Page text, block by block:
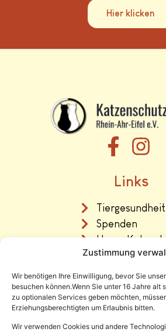
Zustimmung
Wir benötigen Ihre Einwilligung, bevor Sie
besuchen können.Wenn Sie unter 16 Jahre alt
zu optionalen Services geben möchten,
Erziehungsberechtigten um Erlaubnis bitten.
Wir verwenden Cookies und andere
Hier klicken
Links
Tiergesundheit
Spenden
Unser
Vermittlung
Impressum
Datenschutz